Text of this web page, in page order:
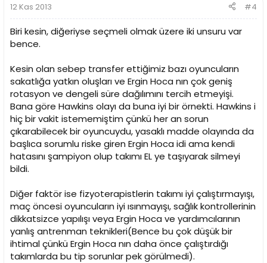
12 Kas 2013 #4
Biri kesin, diğeriyse seçmeli olmak üzere iki unsuru var
bence.
Kesin olan sebep transfer ettiğimiz bazı oyuncuların
sakatlığa yatkın oluşları ve Ergin Hoca nın çok geniş
rotasyon ve dengeli süre dağılımını tercih etmeyişi.
Bana göre Hawkins olayı da buna iyi bir örnekti. Hawkins i
hiç bir vakit istememiştim çünkü her an sorun
çıkarabilecek bir oyuncuydu, yasaklı madde olayında da
başlıca sorumlu riske giren Ergin Hoca idi ama kendi
hatasını şampiyon olup takımı EL ye taşıyarak silmeyi
bildi.
Diğer faktör ise fizyoterapistlerin takımı iyi çalıştırmayışı,
maç öncesi oyuncuların iyi ısınmayışı, sağlık kontrollerinin
dikkatsizce yapılışı veya Ergin Hoca ve yardımcılarının
yanlış antrenman teknikleri(Bence bu çok düşük bir
ihtimal çünkü Ergin Hoca nın daha önce çalıştırdığı
takımlarda bu tip sorunlar pek görülmedi).